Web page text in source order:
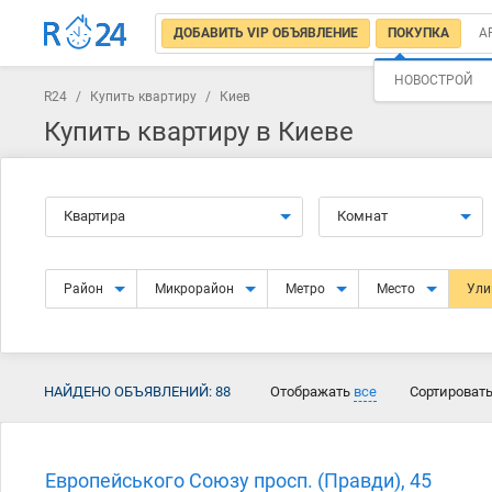
ДОБАВИТЬ VIP ОБЪЯВЛЕНИЕ ПОКУПКА
НОВОСТРОЙ
R24 / Купить квартиру / Киев
Купить квартиру в Киеве
Квартира Комнат
Район Микрорайон Метро Место
НАЙДЕНО ОБЪЯВЛЕНИЙ: 88 Отображать все Сортировать
Европейського Союзу просп. (Правди), 45